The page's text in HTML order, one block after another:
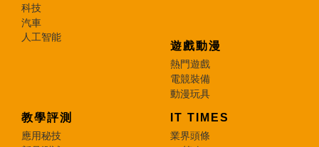
科技
汽車
人工智能
遊戲動漫
熱門遊戲
電競裝備
動漫玩具
教學評測
應用秘技
IT TIMES
業界頭條